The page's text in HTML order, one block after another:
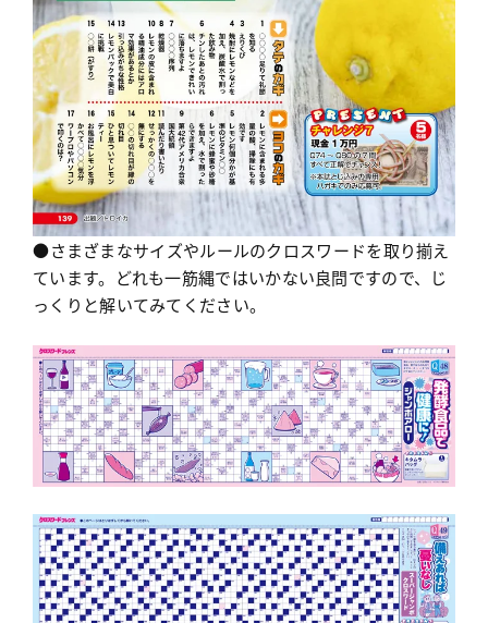
●さまざまなサイズやルールのクロスワードを取り揃え
ています。どれも一筋縄ではいかない良問ですので、じ
っくりと解いてみてください。